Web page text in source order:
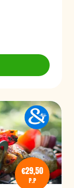
€29,50
P.P